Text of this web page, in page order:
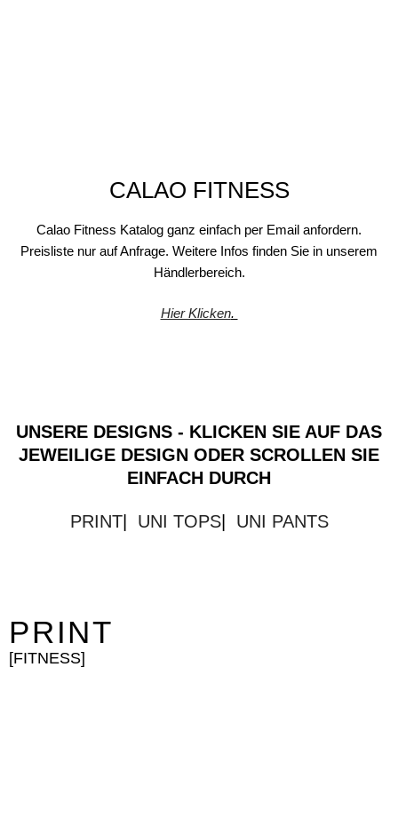
CALAO FITNESS
Calao Fitness Katalog ganz einfach per Email anfordern.
Preisliste nur auf Anfrage. Weitere Infos finden Sie in unserem
Händlerbereich.
Hier Klicken.
UNSERE DESIGNS - KLICKEN SIE AUF DAS
JEWEILIGE DESIGN ODER SCROLLEN SIE
EINFACH DURCH
PRINT| UNI TOPS| UNI PANTS
PRINT
[FITNESS]